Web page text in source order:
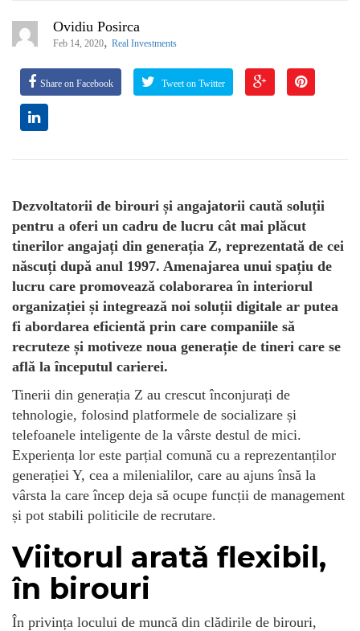
Ovidiu Posirca
Feb 14, 2020, Real Investments
Share on Facebook Tweet on Twitter
Dezvoltatorii de birouri și angajatorii caută soluții
pentru a oferi un cadru de lucru cât mai plăcut
tinerilor angajați din generația Z, reprezentată de cei
născuți după anul 1997. Amenajarea unui spațiu de
lucru care promovează colaborarea în interiorul
organizației și integrează noi soluții digitale ar putea
fi abordarea eficientă prin care companiile să
recruteze și motiveze noua generație de tineri care se
află la începutul carierei.
Tinerii din generația Z au crescut înconjurați de
tehnologie, folosind platformele de socializare și
telefoanele inteligente de la vârste destul de mici.
Experiența lor este parțial comună cu a reprezentanților
generației Y, cea a milenialilor, care au ajuns însă la
vârsta la care încep deja să ocupe funcții de management
și pot stabili politicile de recrutare.
Viitorul arată flexibil,
în birouri
În privința locului de muncă din clădirile de birouri,